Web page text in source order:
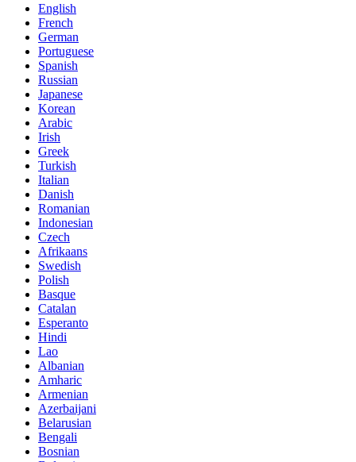
English
French
German
Portuguese
Spanish
Russian
Japanese
Korean
Arabic
Irish
Greek
Turkish
Italian
Danish
Romanian
Indonesian
Czech
Afrikaans
Swedish
Polish
Basque
Catalan
Esperanto
Hindi
Lao
Albanian
Amharic
Armenian
Azerbaijani
Belarusian
Bengali
Bosnian